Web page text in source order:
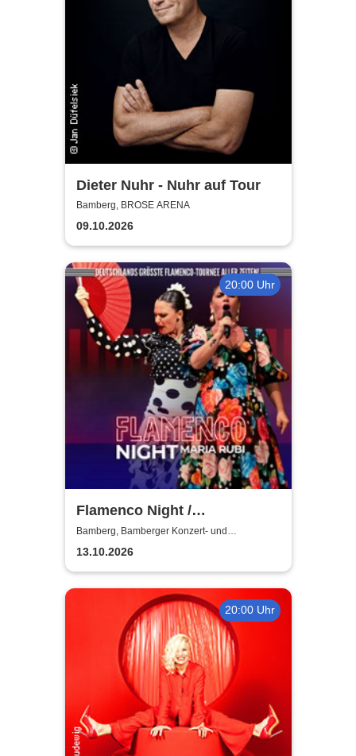
Dieter Nuhr - Nuhr auf Tour
Bamberg, BROSE ARENA
09.10.2026
20:00 Uhr
Flamenco Night /
Flamencomanía Tour 26/27 -
Deutschlands größte
Flamenco-Tournee
Bamberg, Bamberger Konzert- und
Kongresshalle
13.10.2026
20:00 Uhr